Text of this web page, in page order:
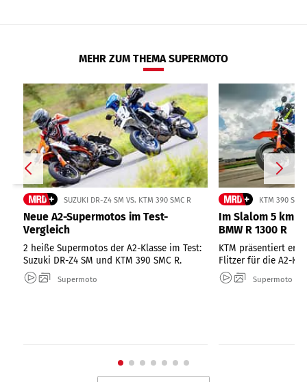
MEHR ZUM THEMA SUPERMOTO
SUZUKI DR-Z4 SM VS. KTM 390 SMC R
Neue A2-Supermotos im Test-
Vergleich
2 heiße Supermotos der A2-Klasse im Test:
Suzuki DR-Z4 SM und KTM 390 SMC R.
Supermoto
KTM 390
Im Slalom 5 km/
BMW R 1300 R
KTM präsentiert
Flitzer für die A2-
Supermoto